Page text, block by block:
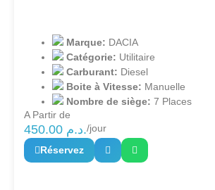
Marque: DACIA
Catégorie: Utilitaire
Carburant: Diesel
Boite à Vitesse: Manuelle
Nombre de siège: 7 Places
A Partir de
450.00 د.م./jour
Réservez